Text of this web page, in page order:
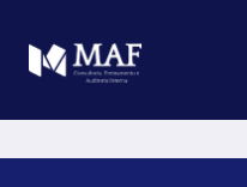
para
Conteúdo